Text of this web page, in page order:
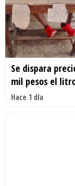
Se dispara
mil pesos el
Hace 1 día